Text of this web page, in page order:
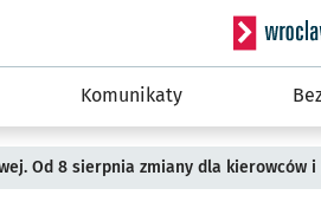
Serwis
Komunikaty
Od 8 sierpnia zmiany dla kierowców i